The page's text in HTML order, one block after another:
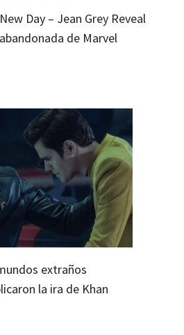
Day – Jean Grey Reveal
de Marvel
extraños
la ira de Khan